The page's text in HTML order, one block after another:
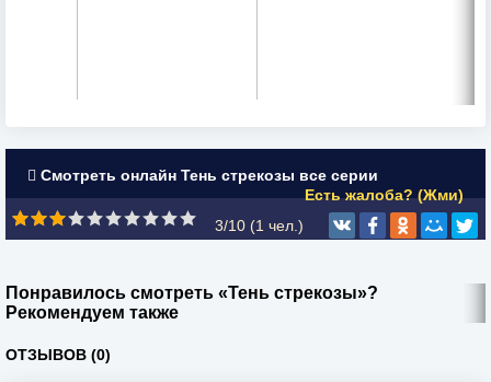
Смотреть онлайн Тень стрекозы все серии
Есть жалоба? (Жми)
3/10 (1 чел.)
Понравилось смотреть «Тень стрекозы»?
Рекомендуем также
ОТЗЫВОВ (0)